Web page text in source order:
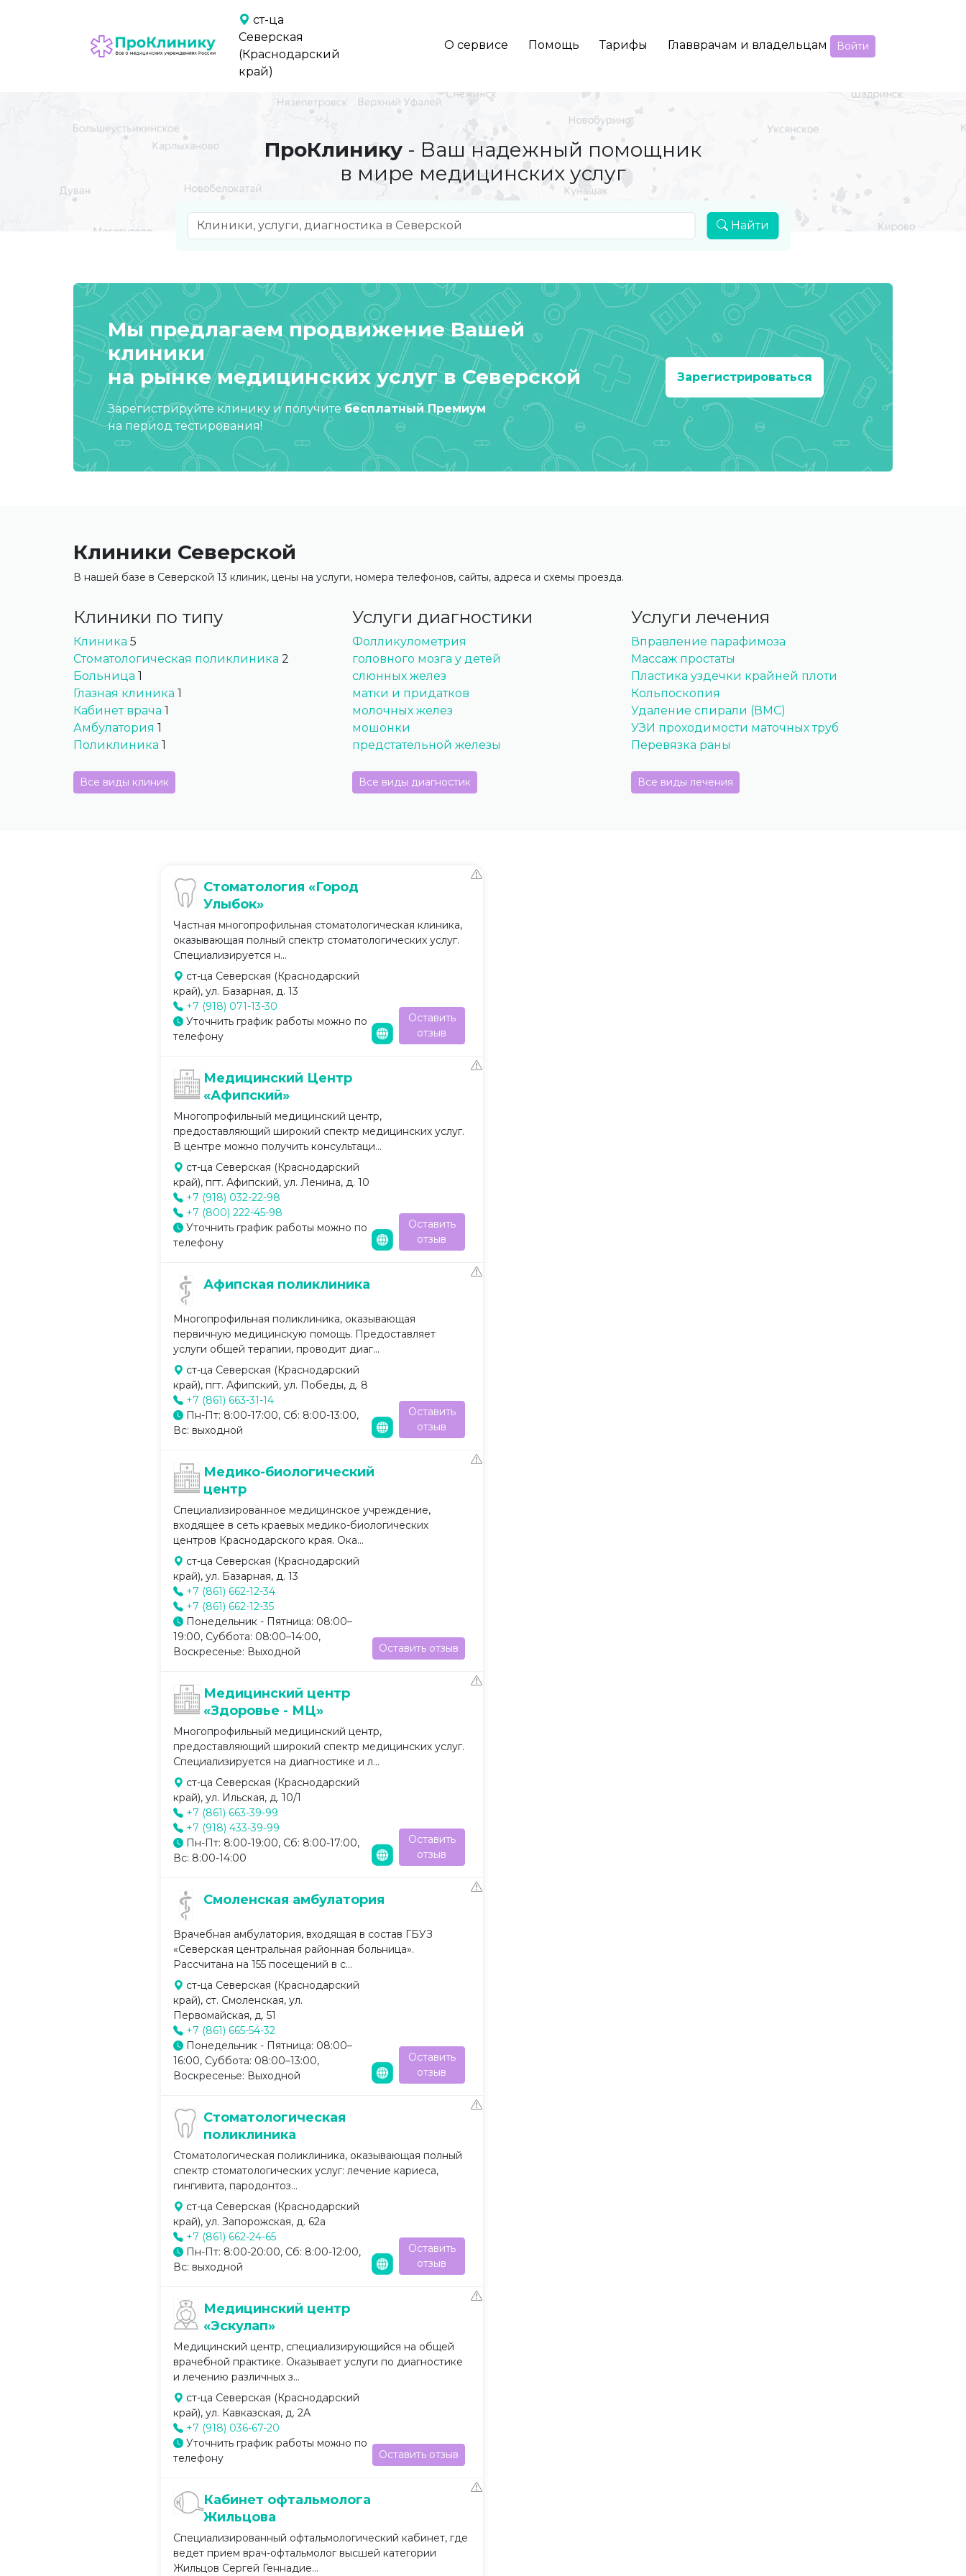
ст-ца
Северская
(Краснодарский
край)
О сервисе Помощь Тарифы Главврачам и владельцам Войти
ПроКлинику - Ваш надежный помощник
в мире медицинских услуг
Найти
Мы предлагаем продвижение Вашей
клиники
на рынке медицинских услуг в Северской
Зарегистрируйте клинику и получитебесплатный Премиум
на период тестирования!
Зарегистрироваться
Клиники Северской
В нашей базе в Северской 13 клиник, цены на услуги, номера телефонов, сайты, адреса и схемы проезда.
Клиники по типу
Клиника 5
Стоматологическая поликлиника 2
Больница 1
Глазная клиника 1
Кабинет врача 1
Амбулатория 1
Поликлиника 1
Все виды клиник
Услуги диагностики
Фолликулометрия
головного мозга у детей
слюнных желез
матки и придатков
молочных желез
мошонки
предстательной железы
Все виды диагностик
Услуги лечения
Вправление парафимоза
Массаж простаты
Пластика уздечки крайней плоти
Кольпоскопия
Удаление спирали (ВМС)
УЗИ проходимости маточных труб
Перевязка раны
Все виды лечения
Стоматология «Город
Улыбок»
Частная многопрофильная стоматологическая клиника,
оказывающая полный спектр стоматологических услуг.
Специализируется н...
ст-ца Северская (Краснодарский
край), ул. Базарная, д. 13
+7 (918) 071-13-30
Уточнить график работы можно по
телефону
Оставить
отзыв
Медицинский Центр
«Афипский»
Многопрофильный медицинский центр,
предоставляющий широкий спектр медицинских услуг.
В центре можно получить консультаци...
ст-ца Северская (Краснодарский
край), пгт. Афипский, ул. Ленина, д. 10
+7 (918) 032-22-98
+7 (800) 222-45-98
Уточнить график работы можно по
телефону
Оставить
отзыв
Афипская поликлиника
Многопрофильная поликлиника, оказывающая
первичную медицинскую помощь. Предоставляет
услуги общей терапии, проводит диаг...
ст-ца Северская (Краснодарский
край), пгт. Афипский, ул. Победы, д. 8
+7 (861) 663-31-14
Пн-Пт: 8:00-17:00, Сб: 8:00-13:00,
Вс: выходной
Оставить
отзыв
Медико-биологический
центр
Специализированное медицинское учреждение,
входящее в сеть краевых медико-биологических
центров Краснодарского края. Ока...
ст-ца Северская (Краснодарский
край), ул. Базарная, д. 13
+7 (861) 662-12-34
+7 (861) 662-12-35
Понедельник - Пятница: 08:00–
19:00, Суббота: 08:00–14:00,
Воскресенье: Выходной
Оставить отзыв
Медицинский центр
«Здоровье - МЦ»
Многопрофильный медицинский центр,
предоставляющий широкий спектр медицинских услуг.
Специализируется на диагностике и л...
ст-ца Северская (Краснодарский
край), ул. Ильская, д. 10/1
+7 (861) 663-39-99
+7 (918) 433-39-99
Пн-Пт: 8:00-19:00, Сб: 8:00-17:00,
Вс: 8:00-14:00
Оставить
отзыв
Смоленская амбулатория
Врачебная амбулатория, входящая в состав ГБУЗ
«Северская центральная районная больница».
Рассчитана на 155 посещений в с...
ст-ца Северская (Краснодарский
край), ст. Смоленская, ул.
Первомайская, д. 51
+7 (861) 665-54-32
Понедельник - Пятница: 08:00–
16:00, Суббота: 08:00–13:00,
Воскресенье: Выходной
Оставить
отзыв
Стоматологическая
поликлиника
Стоматологическая поликлиника, оказывающая полный
спектр стоматологических услуг: лечение кариеса,
гингивита, пародонтоз...
ст-ца Северская (Краснодарский
край), ул. Запорожская, д. 62а
+7 (861) 662-24-65
Пн-Пт: 8:00-20:00, Сб: 8:00-12:00,
Вс: выходной
Оставить
отзыв
Медицинский центр
«Эскулап»
Медицинский центр, специализирующийся на общей
врачебной практике. Оказывает услуги по диагностике
и лечению различных з...
ст-ца Северская (Краснодарский
край), ул. Кавказская, д. 2А
+7 (918) 036-67-20
Уточнить график работы можно по
телефону
Оставить отзыв
Кабинет офтальмолога
Жильцова
Специализированный офтальмологический кабинет, где
ведет прием врач-офтальмолог высшей категории
Жильцов Сергей Геннадие...